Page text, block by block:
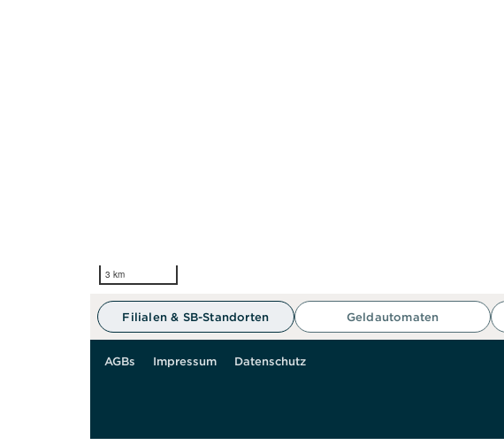
3 km
Filialen & SB-Standorten Geldautomaten
AGBs Impressum Datenschutz